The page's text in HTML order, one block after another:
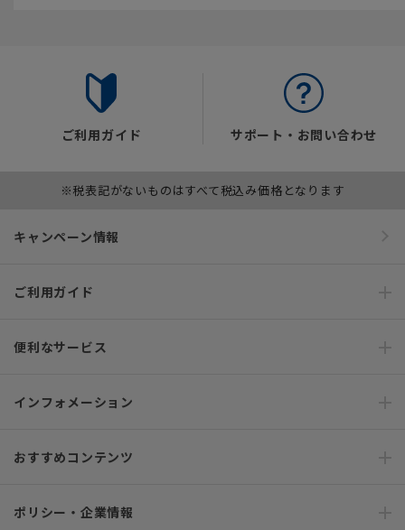
ご利用ガイド サポート・お問い合わせ
※税表記がないものはすべて税込み価格となります
キャンペーン情報
ご利用ガイド
便利なサービス
インフォメーション
おすすめコンテンツ
ポリシー・企業情報